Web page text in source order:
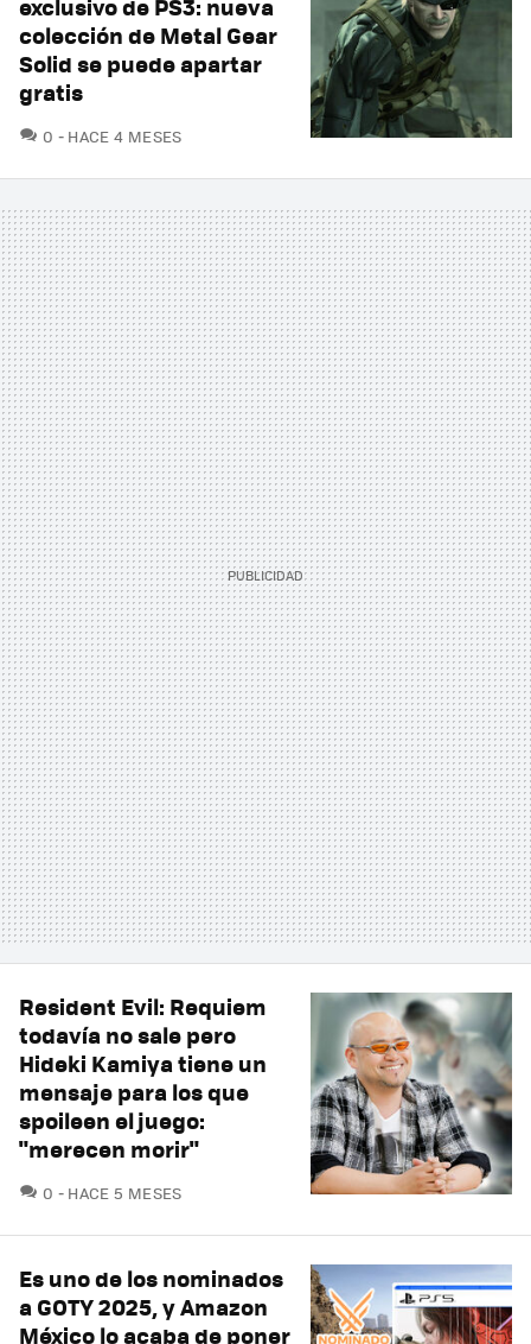
exclusivo de PS3: nueva
colección de Metal Gear
Solid se puede apartar
gratis
0 COMENTARIOS
HACE 4 MESES
Resident Evil: Requiem
todavía no sale pero
Hideki Kamiya tiene un
mensaje para los que
spoileen el juego:
"merecen morir"
0 COMENTARIOS
HACE 5 MESES
Es uno de los nominados
a GOTY 2025, y Amazon
México lo acaba de poner